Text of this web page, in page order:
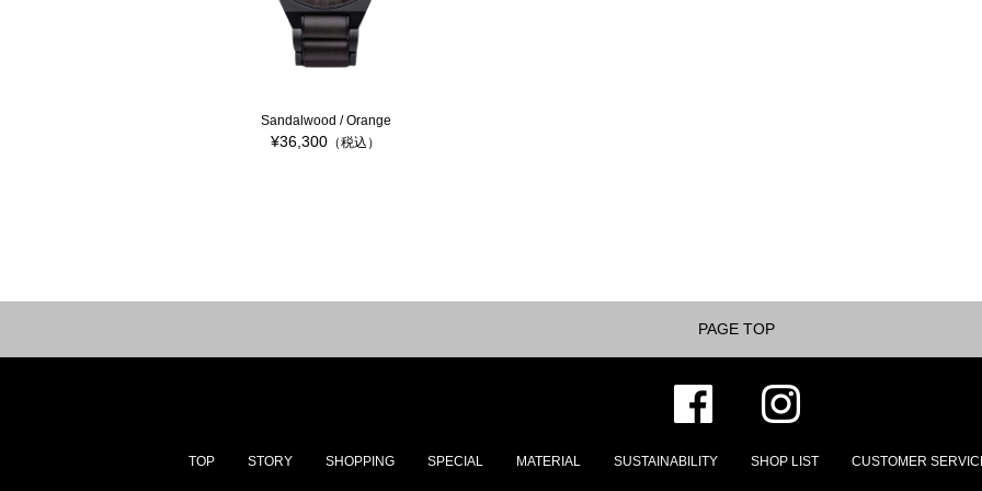
Sandalwood / Orange
¥36,300 （税込）
PAGE TOP
TOP STORY SHOPPING SPECIAL MATERIAL SUSTAINABILITY SHOP LIST CUSTOMER